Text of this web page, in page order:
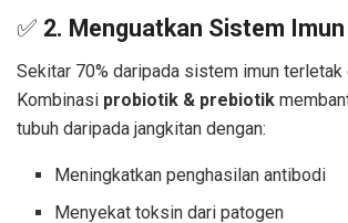
✅ 2. Menguatkan Sistem Imun
Sekitar 70% daripada sistem imun terletak
Kombinasi probiotik & prebiotik
tubuh daripada jangkitan dengan:
Meningkatkan penghasilan antibodi
Menyekat toksin dari patogen